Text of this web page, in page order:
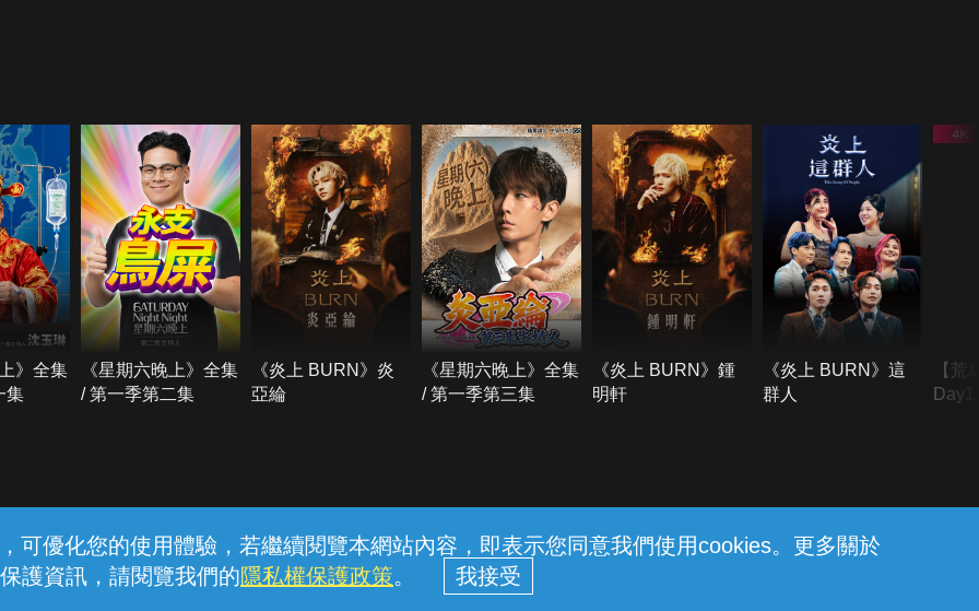
可優化您的使用體驗，若繼續閱覽本網站內容，即表示您同意我們使用cookies。更多關於
護資訊，請閱覽我們的隱私權保護政策。
》全集
集
《星期六晚上》全集
/ 第一季第二集
《炎上 BURN》炎
亞綸
《星期六晚上》全集
/ 第一季第三集
《炎上 BURN》鍾
明軒
《炎上 BURN》這
群人
【荒
線上客服 服務條款 隱私權保護
中華電信股份有限公司個人家庭分公司 (統一編號：96979949) © 2026